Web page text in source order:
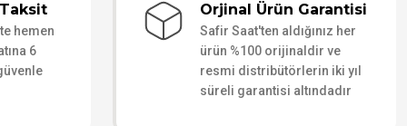
hemen
6
Orjinal Ürün Garantisi
Safir Saat'ten aldığınız her
ürün %100 orijinaldir ve
resmi distribütörlerin iki yıl
süreli garantisi altındadır